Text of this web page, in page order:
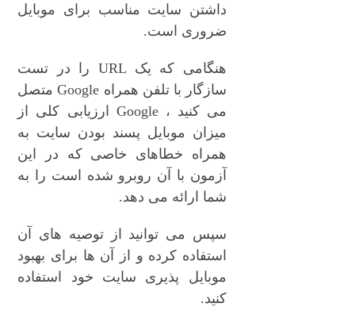
داشتن سایت مناسب برای موبایل
ضروری است.
هنگامی که یک URL را در تست
سازگار با تلفن همراه Google متصل
می کنید ، Google ارزیابی کلی از
میزان موبایل پسند بودن سایت به
همراه خطاهای خاصی که در این
آزمون با آن روبرو شده است را به
شما ارائه می دهد.
سپس می توانید از توصیه های آن
استفاده کرده و از آن ها برای بهبود
موبایل پذیری سایت خود استفاده
کنید.